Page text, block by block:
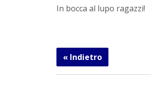
In bocca al lupo ragazzi!
« Indietro